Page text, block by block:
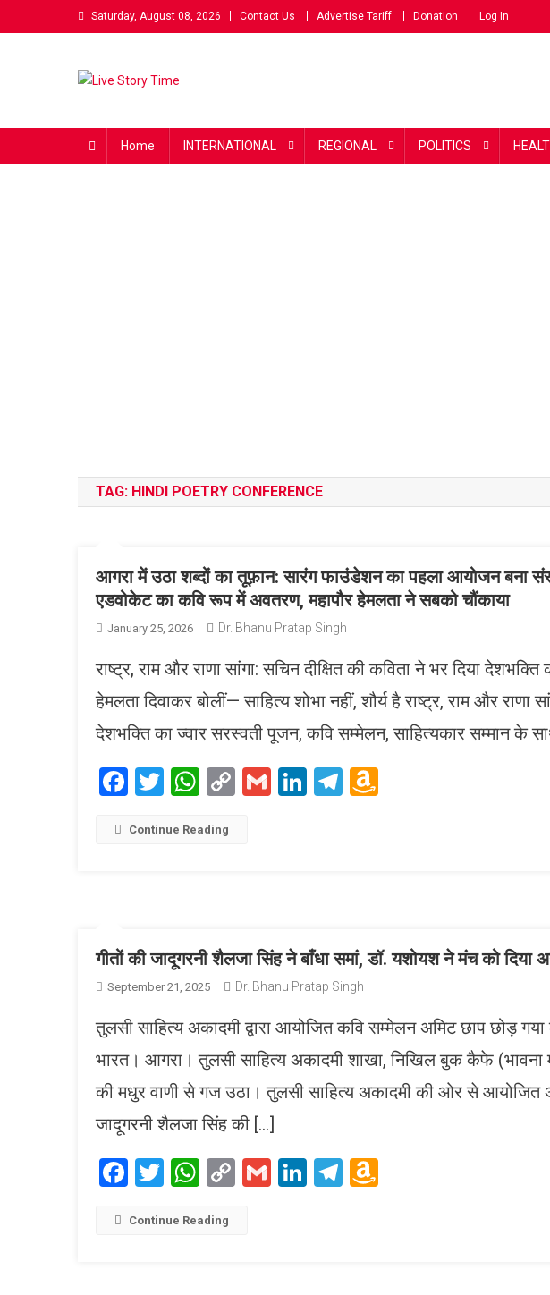
to
Saturday, August 08, 2026 Contact Us Advertise Tariff Donation Log In
Home INTERNATIONAL REGIONAL POLITICS
TAG: HINDI POETRY CONFERENCE
आगरा में उठा शब्दों का तूफ़ान: सारंग फाउंडेशन का पहला आयोजन बना
एडवोकेट का कवि रूप में अवतरण, महापौर हेमलता ने सबको चौंकाया
January 25, 2026 Dr. Bhanu Pratap Singh
राष्ट्र, राम और राणा सांगा: सचिन दीक्षित की कविता ने भर दिया
हेमलता दिवाकर बोलीं— साहित्य शोभा नहीं, शौर्य है राष्ट्र, राम और राणा
देशभक्ति का ज्वार सरस्वती पूजन, कवि सम्मेलन, साहित्यकार सम्मान के
Facebook
Twitter
WhatsApp
CopyGmailLinkedIn
Telegram
Continue Reading
गीतों की जादूगरनी शैलजा सिंह ने बाँधा समां, डॉ. यशोयश ने मंच को
September 21, 2025 Dr. Bhanu Pratap Singh
तुलसी साहित्य अकादमी द्वारा आयोजित कवि सम्मेलन अमिट छाप छोड़
भारत। आगरा। तुलसी साहित्य अकादमी शाखा, निखिल बुक कैफे (भावना
की मधुर वाणी से गज उठा। तुलसी साहित्य अकादमी की ओर से आयोजित
जादूगरनी शैलजा सिंह की […]
Facebook
Twitter
WhatsApp
CopyGmailLinkedIn
Telegram
Continue Reading